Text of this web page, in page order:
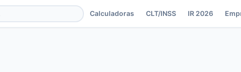
Calculadoras CLT/INSS IR 2026